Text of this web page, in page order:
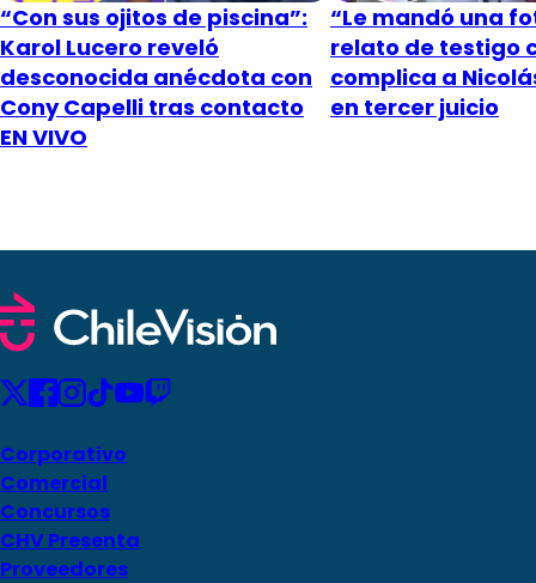
“Con sus ojitos de piscina”:
Karol Lucero reveló
desconocida anécdota con
Cony Capelli tras contacto
EN VIVO
“Le mandó una
relato de testigo
complica a
en tercer juicio
Corporativo
Comercial
Concursos
CHV Presenta
Proveedores